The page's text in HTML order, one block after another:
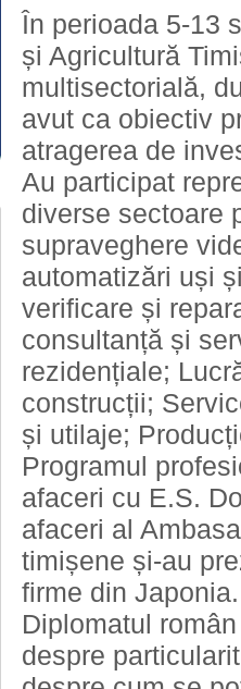
În perioada 5-13
și Agricultură
multisectorială,
avut ca obiectiv
atragerea de
Au participat
diverse sectoare
supraveghere
automatizări uși
verificare și
consultanță și
rezidențiale;
construcții;
și utilaje;
Programul
afaceri cu E.S.
afaceri al
timișene și-au
firme din Japonia.
Diplomatul
despre